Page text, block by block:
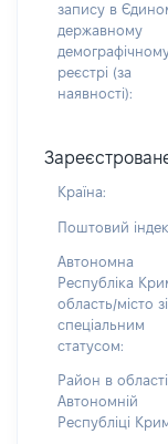
запису в
державному
реєстрі (за
наявності):
Країна:
Поштовий
Автономна
Республіка
область/місто зі
спеціальним
статусом:
Район в
Автономній
Республіці